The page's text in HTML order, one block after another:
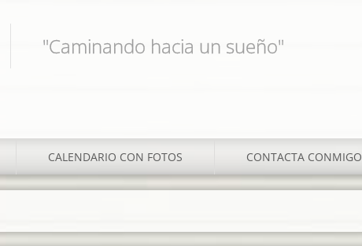
"Caminando hacia un sueño"
CALENDARIO CON FOTOS CONTACTA CONMIGO